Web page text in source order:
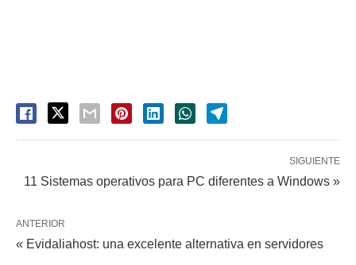
SIGUIENTE
11 Sistemas operativos para PC diferentes a Windows »
ANTERIOR
« Evidaliahost: una excelente alternativa en servidores